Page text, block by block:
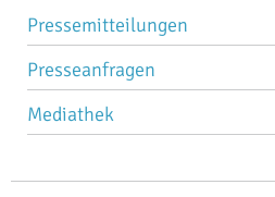
Navigation
überspringen
Pressemitteilungen
Presseanfragen
Mediathek